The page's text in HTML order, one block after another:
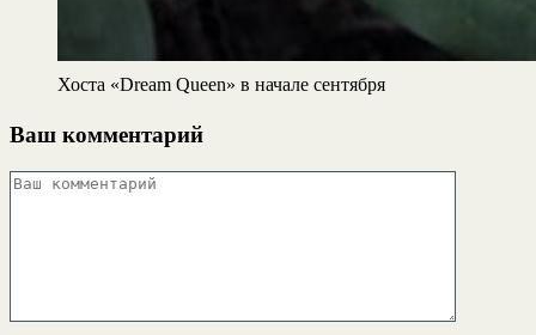
Хоста «Dream Queen» в начале сентября
Ваш комментарий